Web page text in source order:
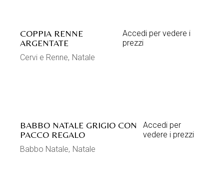
COPPIA RENNE
ARGENTATE
Accedi per vedere i
prezzi
Cervi e Renne Natale
BABBO NATALE GRIGIO CON
PACCO REGALO
Accedi per
vedere i prezzi
Babbo Natale Natale